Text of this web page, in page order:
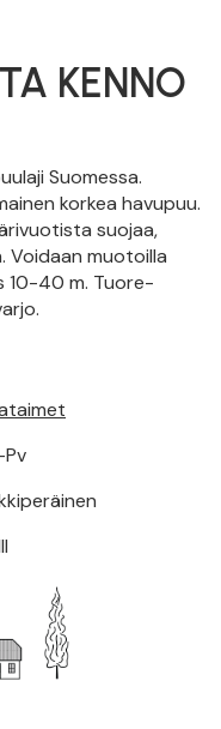
KENNO
Suomessa.
korkea havupuu.
suojaa,
Voidaan muotoilla
10-40 m. Tuore-